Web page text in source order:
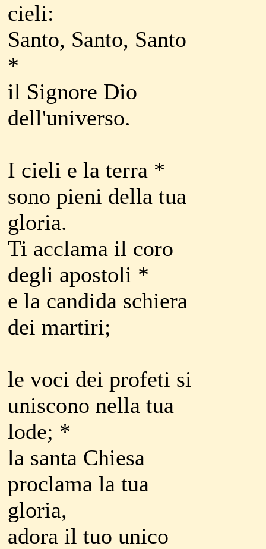
cieli:
Santo, Santo, Santo
*
il Signore Dio
dell'universo.
I cieli e la terra *
sono pieni della tua
gloria.
Ti acclama il coro
degli apostoli *
e la candida schiera
dei martiri;
le voci dei profeti si
uniscono nella tua
lode; *
la santa Chiesa
proclama la tua
gloria,
adora il tuo unico